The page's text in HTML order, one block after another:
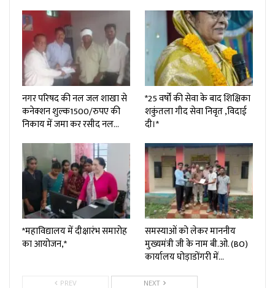
नगर परिषद की नल जल शाखा से
कनेक्शन शुल्क₹1500/रुपए की
निकाय में जमा कर रसीद नल…
*25 वर्षों की सेवा के बाद शिक्षिका
शकुंतला गीद सेवा निवृत ,विदाई
दी।*
*महाविद्यालय में दीक्षारंभ समारोह
का आयोजन,*
समस्याओं को लेकर माननीय
मुख्यमंत्री जी के नाम बी.ओ. (BO)
कार्यालय घोड़ाडोंगरी में…
PREV
NEXT